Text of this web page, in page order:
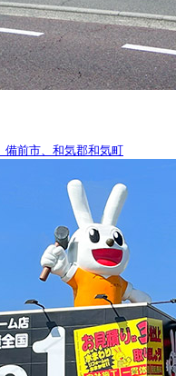
備前市、和気郡和気町